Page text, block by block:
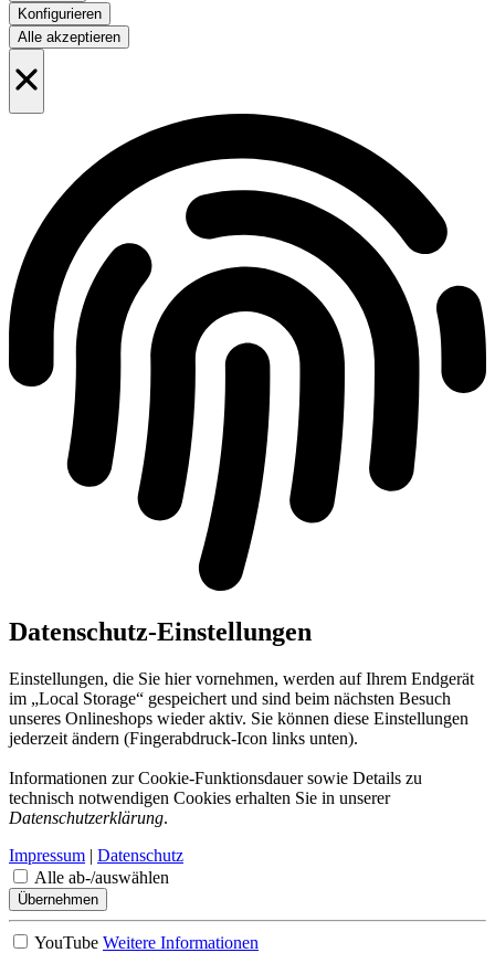
Konfigurieren
Alle akzeptieren
Datenschutz-Einstellungen
Einstellungen, die Sie hier vornehmen, werden auf Ihrem Endgerät
im „Local Storage“ gespeichert und sind beim nächsten Besuch
unseres Onlineshops wieder aktiv. Sie können diese Einstellungen
jederzeit ändern (Fingerabdruck-Icon links unten).
Informationen zur Cookie-Funktionsdauer sowie Details zu
technisch notwendigen Cookies erhalten Sie in unserer
Datenschutzerklärung.
Impressum | Datenschutz
Alle ab-/auswählen
Übernehmen
YouTube Weitere Informationen